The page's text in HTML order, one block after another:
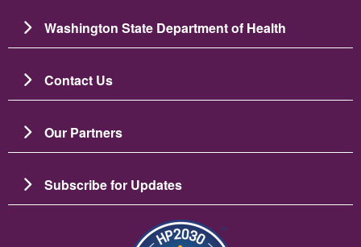
Washington State Department of Health
Contact Us
Our Partners
Subscribe for Updates
Imagen